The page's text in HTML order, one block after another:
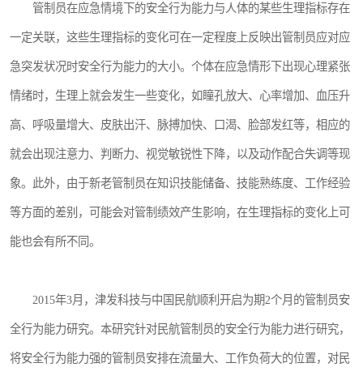
管制员在应急情境下的安全行为能力与人体的某些生理指标存在
一定关联，这些生理指标的变化可在一定程度上反映出管制员应对应
急突发状况时安全行为能力的大小。个体在应急情形下出现心理紧张
情绪时，生理上就会发生一些变化，如瞳孔放大、心率增加、血压升
高、呼吸量增大、皮肤出汗、脉搏加快、口渴、脸部发红等，相应的
就会出现注意力、判断力、视觉敏锐性下降，以及动作配合失调等现
象。此外，由于新老管制员在知识技能储备、技能熟练度、工作经验
等方面的差别，可能会对管制绩效产生影响，在生理指标的变化上可
能也会有所不同。
2015年3月，津发科技与中国民航顺利开启为期2个月的管制员安
全行为能力研究。本研究针对民航管制员的安全行为能力进行研究，
将安全行为能力强的管制员安排在流量大、工作负荷大的位置，对民